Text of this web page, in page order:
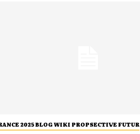
2025 BLOG WIKI PROPSECTIVE FUTUR